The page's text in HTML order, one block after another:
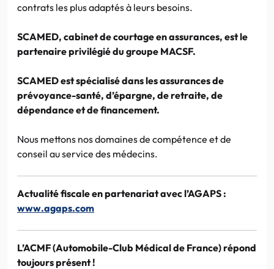
contrats les plus adaptés à leurs besoins.
SCAMED, cabinet de courtage en assurances, est le
partenaire privilégié du groupe MACSF.
SCAMED est spécialisé dans les assurances de
prévoyance-santé, d’épargne, de retraite, de
dépendance et de financement.
Nous mettons nos domaines de compétence et de
conseil au service des médecins.
Actualité fiscale en partenariat avec l’AGAPS :
www.agaps.com
L’ACMF (Automobile-Club Médical de France) répond
toujours présent !